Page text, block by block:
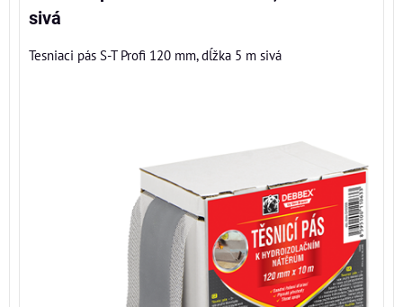
sivá
Tesniaci pás S-T Profi 120 mm, dĺžka 5 m sivá